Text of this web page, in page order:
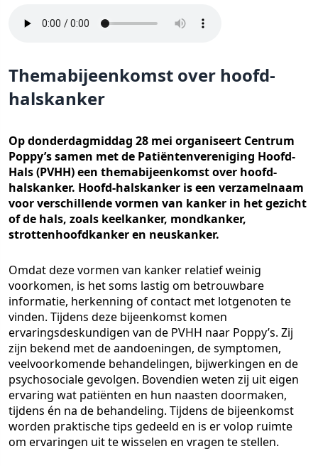
Themabijeenkomst over hoofd-
halskanker
Op donderdagmiddag 28 mei organiseert Centrum
Poppy’s samen met de Patiëntenvereniging Hoofd-
Hals (PVHH) een themabijeenkomst over hoofd-
halskanker. Hoofd-halskanker is een verzamelnaam
voor verschillende vormen van kanker in het gezicht
of de hals, zoals keelkanker, mondkanker,
strottenhoofdkanker en neuskanker.
Omdat deze vormen van kanker relatief weinig
voorkomen, is het soms lastig om betrouwbare
informatie, herkenning of contact met lotgenoten te
vinden. Tijdens deze bijeenkomst komen
ervaringsdeskundigen van de PVHH naar Poppy’s. Zij
zijn bekend met de aandoeningen, de symptomen,
veelvoorkomende behandelingen, bijwerkingen en de
psychosociale gevolgen. Bovendien weten zij uit eigen
ervaring wat patiënten en hun naasten doormaken,
tijdens én na de behandeling. Tijdens de bijeenkomst
worden praktische tips gedeeld en is er volop ruimte
om ervaringen uit te wisselen en vragen te stellen.